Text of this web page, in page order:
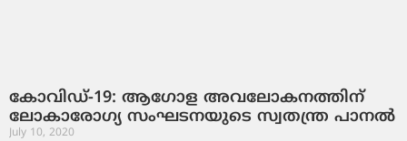
കോവിഡ്-19: ആഗോള അവലോകനത്തിന്
ലോകാരോഗ്യ സംഘടനയുടെ സ്വതന്ത്ര പാനല്‍
July 10, 2020